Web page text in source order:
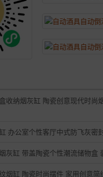
收纳烟灰缸 陶瓷创意现代时尚
办公室个性客厅中式防飞灰密
灰缸 带盖陶瓷个性潮流储物盒
烟缸 陶瓷时尚摆件 家用创意简